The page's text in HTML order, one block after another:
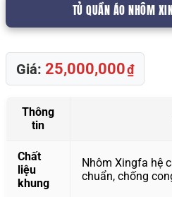
TỦ QUẦN ÁO NHÔM
Giá: 25,000,000₫
Thông
tin
Chất
liệu
khung
Nhôm Xingfa hệ
chuẩn, chống